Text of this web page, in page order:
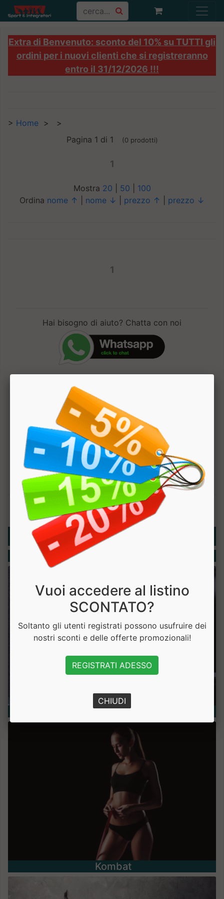
Extra di Benvenuto: sconto del 10% su TUTTI gli
ordini per i nuovi clienti che si registreranno
entro il 31/12/2026 !!!
> Home >
>
Pagina 1 di 1
(0 prodotti)
1
Mostra 20 50
100
Ordina nome ↑ nome ↓ prezzo ↑ prezzo ↓
1
Hai bisogno di aiuto? Chatta con noi
Rubriche
Nutrizione e Benessere
Kombat
Vuoi accedere al listino
SCONTATO?
Soltanto gli utenti registrati possono usufruire dei
nostri sconti e delle offerte promozionali!
REGISTRATI ADESSO
CHIUDI